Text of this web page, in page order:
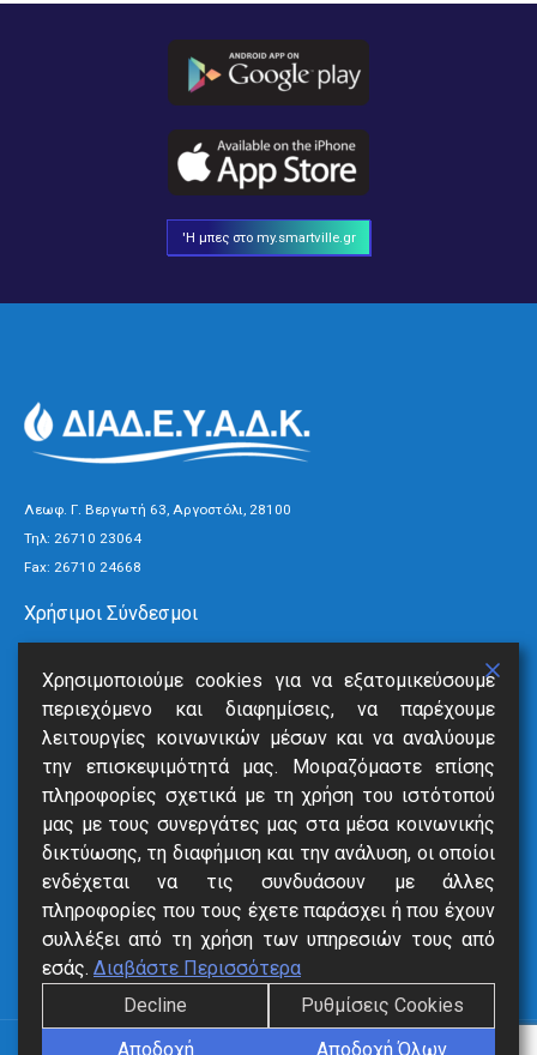
'Η μπες στο my.smartville.gr
Λεωφ. Γ. Βεργωτή 63, Αργοστόλι, 28100
Τηλ: 26710 23064
Fax: 26710 24668
Χρήσιμοι Σύνδεσμοι
Ανακοινώσεις
Νέα
Επικοινωνία
Υπηρεσίες
SmartVille
Online Eξόφληση
Δήλωση Βλάβης
Αιτήσεις
Χρησιμοποιούμε cookies για να εξατομικεύσουμε
περιεχόμενο και διαφημίσεις, να παρέχουμε
λειτουργίες κοινωνικών μέσων και να αναλύουμε
την επισκεψιμότητά μας. Μοιραζόμαστε επίσης
πληροφορίες σχετικά με τη χρήση του ιστότοπού
μας με τους συνεργάτες μας στα μέσα κοινωνικής
δικτύωσης, τη διαφήμιση και την ανάλυση, οι οποίοι
ενδέχεται να τις συνδυάσουν με άλλες
πληροφορίες που τους έχετε παράσχει ή που έχουν
συλλέξει από τη χρήση των υπηρεσιών τους από
εσάς. Διαβάστε Περισσότερα
Decline
Ρυθμίσεις Cookies
Αποδοχή
Αποδοχή Όλων